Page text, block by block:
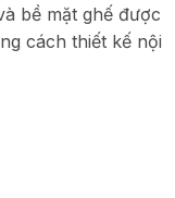
bề mặt ghế được
cách thiết kế nội